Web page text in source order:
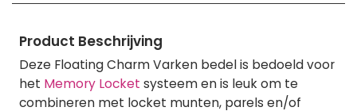
Product Beschrijving
Deze Floating Charm Varken bedel is bedoeld voor
het Memory Locket systeem en is leuk om te
combineren met locket munten, parels en/of